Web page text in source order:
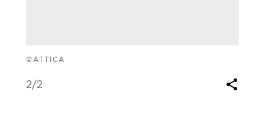
©ATTICA
2/2